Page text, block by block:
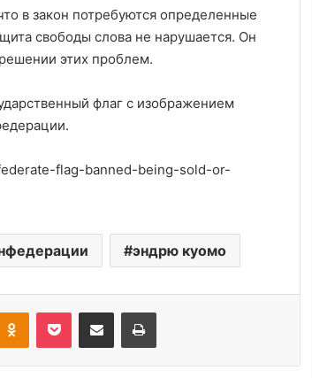
в закон потребуются определенные
свободы слова не нарушается. Он
этих проблем.
флаг с изображением
flag-banned-being-sold-or-
эндрю куомо
Пляжный домик в Северной
проводили долгие выходные, теперь
доступен для сдачи в аренду для
Музеи Нью-Йорка: 9
малоизвестных, которые стоить